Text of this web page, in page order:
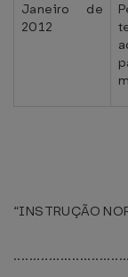
Janeiro de
2012
“INSTRUÇÃO